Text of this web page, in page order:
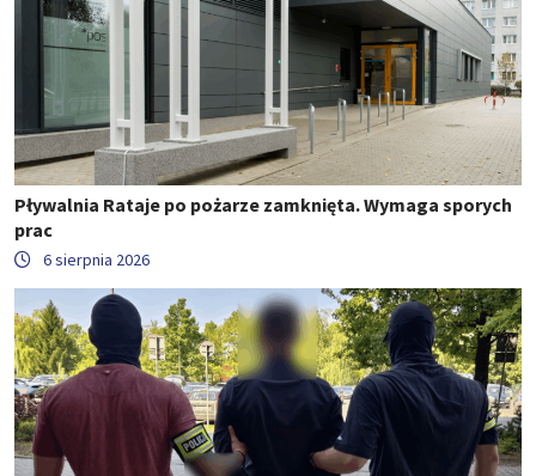
Pływalnia Rataje po pożarze zamknięta. Wymaga sporych
prac
6 sierpnia 2026